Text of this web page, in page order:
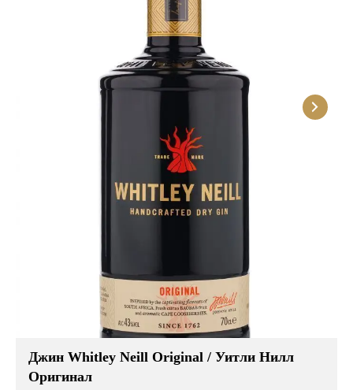
Джин Whitley Neill Original / Уитли Нилл
Оригинал